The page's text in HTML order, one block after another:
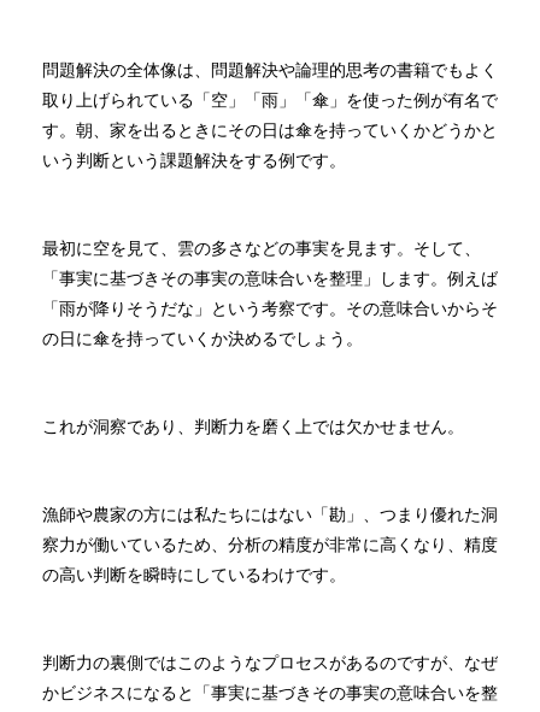
問題解決の全体像は、問題解決や論理的思考の書籍でもよく
取り上げられている「空」「雨」「傘」を使った例が有名で
す。朝、家を出るときにその日は傘を持っていくかどうかと
いう判断という課題解決をする例です。
最初に空を見て、雲の多さなどの事実を見ます。そして、
「事実に基づきその事実の意味合いを整理」します。例えば
「雨が降りそうだな」という考察です。その意味合いからそ
の日に傘を持っていくか決めるでしょう。
これが洞察であり、判断力を磨く上では欠かせません。
漁師や農家の方には私たちにはない「勘」、つまり優れた洞
察力が働いているため、分析の精度が非常に高くなり、精度
の高い判断を瞬時にしているわけです。
判断力の裏側ではこのようなプロセスがあるのですが、なぜ
かビジネスになると「事実に基づきその事実の意味合いを整